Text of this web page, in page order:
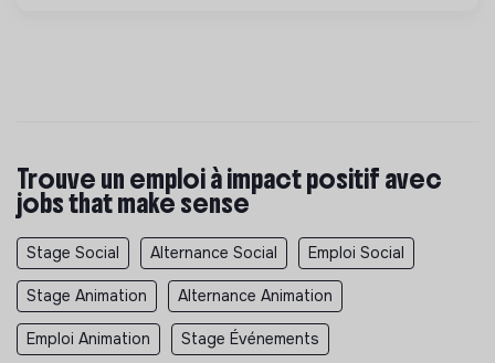
Trouve un emploi à impact positif avec
jobs that make sense
Stage Social Alternance Social Emploi Social
Stage Animation Alternance Animation
Emploi Animation Stage Événements